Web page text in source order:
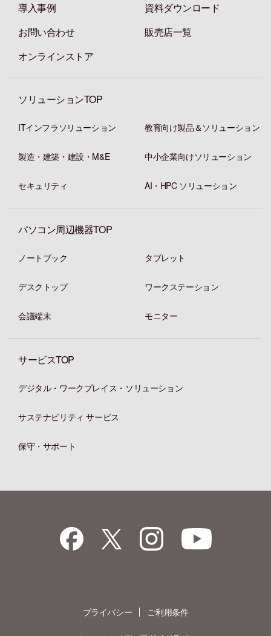
導入事例
資料ダウンロード
お問い合わせ
販売店一覧
オンラインストア
ソリューションTOP
ITインフラソリューション 教育向け製品＆ソリューション
製造・建築・建設・M&E 中小企業向けソリューション
セキュリティ AI・HPC ソリューション
パソコン周辺機器TOP
ノートブック タブレット
デスクトップ ワークステーション
会議端末 モニター
サービスTOP
デジタル・ワークプレイス・ソリューション
サステナビリティ サービス
保守・サポート
プライバシー ご利用条件